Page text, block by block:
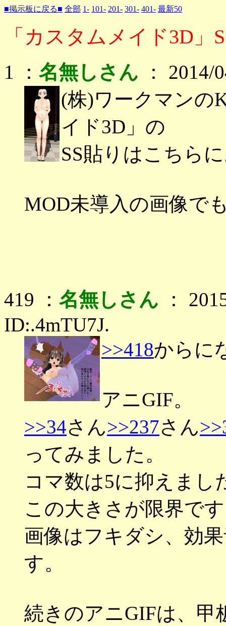
■掲示板に戻る■ 全部 1- 101- 201- 301- 401- 最新50
「カスタムメイド3D
1 ： 名無しさん ： 2014/
(株)ワークマンの
イド3D」の
SS貼りはこちら
MOD未導入の画像で
419 ： 名無しさん ：
ID:.4mTU7J.
>>418からに
アニGIF。
>>34さん>>237さん
ってみました。
コマ数は5に抑えまし
この大きさが限界で
画像はフキダシ、効
す。
続きのアニGIFは、甲